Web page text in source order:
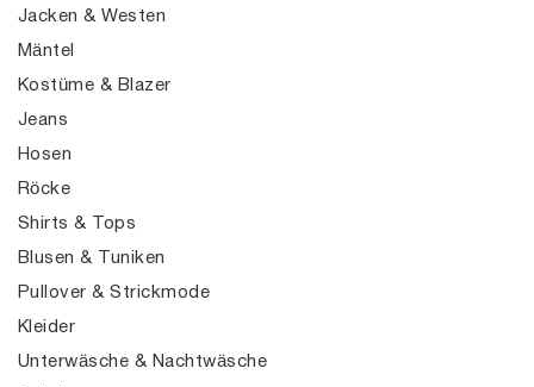
Jacken & Westen
Mäntel
Kostüme & Blazer
Jeans
Hosen
Röcke
Shirts & Tops
Blusen & Tuniken
Pullover & Strickmode
Kleider
Unterwäsche & Nachtwäsche